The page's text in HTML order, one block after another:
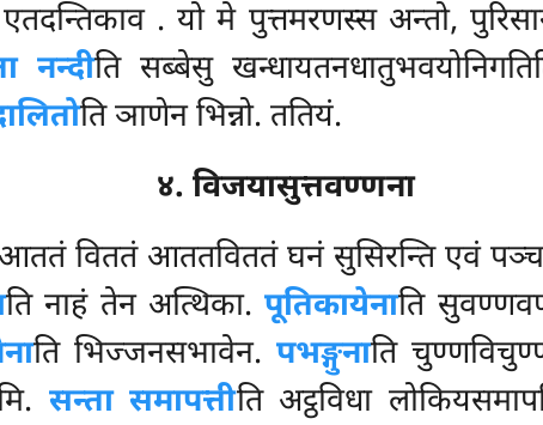
. यो मे पुत्तमरणस्स अन्तो,
नन्दीति सब्बेसु
ति ञाणेन भिन्नो. ततियं.
४. विजयासुत्तवण्णना
विततं आततविततं घनं सुसिरन्ति एवं
ति नाहं तेन अत्थिका.पूतिकायेनाति
ति भिज्जनसभावेन. पभङ्गुनाति
सन्ता समापत्तीति अट्ठविधा